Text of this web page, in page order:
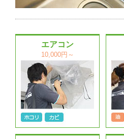
エアコン
10,000円～